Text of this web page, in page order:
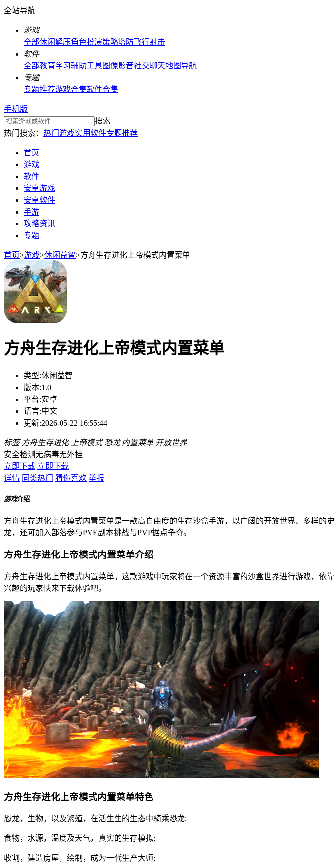
全站导航
游戏
全部休闲解压角色扮演策略塔防飞行射击
软件
全部教育学习辅助工具图像影音社交聊天地图导航
专题
专题推荐游戏合集软件合集
手机版
搜索
热门搜索： 热门游戏实用软件专题推荐
首页
游戏
软件
安卓游戏
安卓软件
手游
攻略资讯
专题
首页>游戏>休闲益智>方舟生存进化上帝模式内置菜单
方舟生存进化上帝模式内置菜单
类型:休闲益智
版本:1.0
平台:安卓
语言:中文
更新:2026-05-22 16:55:44
标签 方舟生存进化 上帝模式 恐龙 内置菜单 开放世界
安全检测无病毒无外挂
立即下载 立即下载
详情 同类热门 猜你喜欢 举报
游戏介绍
方舟生存进化上帝模式内置菜单是一款高自由度的生存沙盒手游，以广阔的开放世界、多样
龙，还可加入部落参与PVE副本挑战与PVP据点争夺。
方舟生存进化上帝模式内置菜单介绍
方舟生存进化上帝模式内置菜单，这款游戏中玩家将在一个资源丰富的沙盒世界进行游戏，
兴趣的玩家快来下载体验吧。
方舟生存进化上帝模式内置菜单特色
恐龙，生物，以及繁殖，在活生生的生态中骑乘恐龙;
食物，水源，温度及天气，真实的生存模拟;
收割，建造房屋，绘制，成为一代生产大师;